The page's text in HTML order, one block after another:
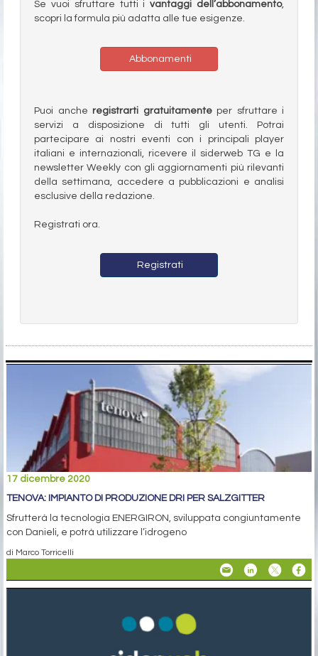
Se vuoi sfruttare tutti ivantaggi dell’abbonamento,
scopri la formula più adatta alle tue esigenze.
Abbonamenti
Puoi anche registrarti gratuitamenteper sfruttare i
servizi a disposizione di tutti gli utenti. Potrai
partecipare ai nostri eventi con i principali player
italiani e internazionali, ricevere il siderweb TG e la
newsletter Weekly con gli aggiornamenti più rilevanti
della settimana, accedere a pubblicazioni e analisi
esclusive della redazione.
Registrati ora.
Registrati
17 dicembre 2020
TENOVA: IMPIANTO DI PRODUZIONE DRI PER SALZGITTER
Sfrutterà la tecnologia ENERGIRON, sviluppata congiuntamente
con Danieli, e potrà utilizzare l’idrogeno
di Marco Torricelli